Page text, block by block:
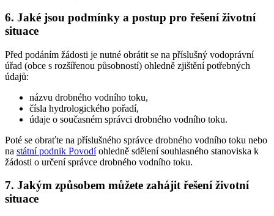
6. Jaké jsou podmínky a postup pro řešení životní
situace
Před podáním žádosti je nutné obrátit se na příslušný vodoprávní
úřad (obce s rozšířenou působností) ohledně zjištění potřebných
údajů:
názvu drobného vodního toku,
čísla hydrologického pořadí,
údaje o současném správci drobného vodního toku.
Poté se obraťte na příslušného správce drobného vodního toku nebo
na státní podnik Povodíohledně sdělení souhlasného stanoviska k
žádosti o určení správce drobného vodního toku.
7. Jakým způsobem můžete zahájit řešení životní
situace